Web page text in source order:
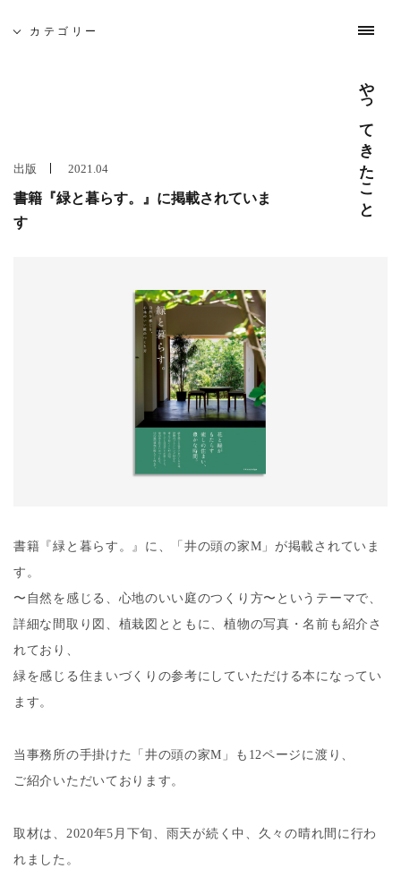
カテゴリー
お問い合わせ
やってきたこと
出版 2021.04
書籍『緑と暮らす。』に掲載されていま
す
書籍『緑と暮らす。』に、「井の頭の家M」が掲載されていま
す。
〜自然を感じる、心地のいい庭のつくり方〜というテーマで、
詳細な間取り図、植栽図とともに、植物の写真・名前も紹介さ
れており、
緑を感じる住まいづくりの参考にしていただける本になってい
ます。
当事務所の手掛けた「井の頭の家M」も12ページに渡り、
ご紹介いただいております。
取材は、2020年5月下旬、雨天が続く中、久々の晴れ間に行わ
れました。
5月19日(土)、佐久間徹設計事務所を会場に「吉祥寺 建築
─ 建築なんでも無料相談
開催日時 : 5月19日(土) 10:00 - 16:00
模型屋写真を展示します。ご自由にご覧ください。
─ 座談会 「地元に根ざした家づくり」
開催日時 : 5月19日(土) 14:00 - 15:00
吉祥寺周辺で設計致しました、住宅を写真を見ながらご紹
こちらのPDFをご覧ください。